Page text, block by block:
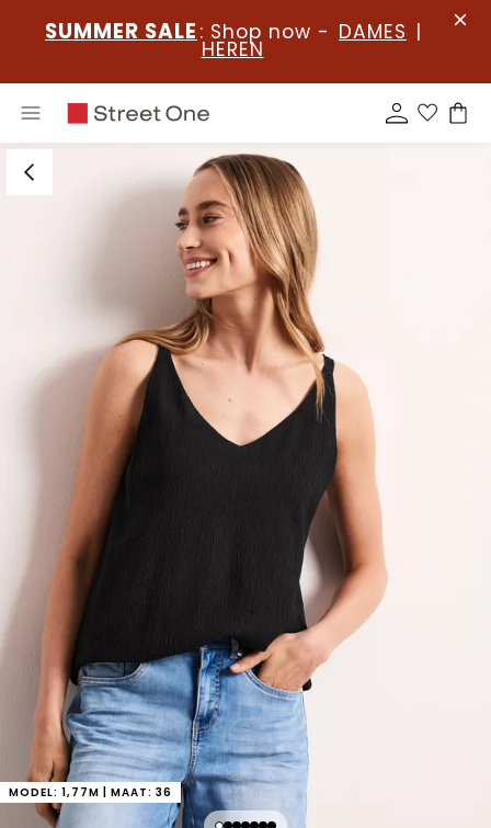
SUMMER SALE : Shop now - DAMES |
HEREN
MODEL: 1,77M | MAAT: 36